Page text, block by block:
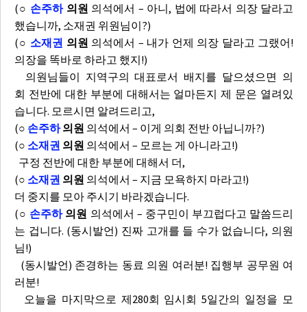
(○ 손주하의원 의석에서 – 아니, 법에 따라서 의장 달라고
했습니까, 소재권 위원님이?)
(○ 소재권 의원 의석에서 – 내가 언제 의장 달라고 그랬어!
의장을 똑바로 하라고 했지!)
의원님들이 지역구의 대표로서 배지를 달으셨으면 의
회 전반에 대한 부분에 대해서는 얼마든지 제 문은 열려있
습니다. 모르시면 알려드리고,
(○ 손주하의원 의석에서 – 이게 의회 전반 아닙니까?)
(○ 소재권 의원 의석에서 – 모르는 게 아니라고!)
구정 전반에 대한 부분에 대해서 더,
(○ 소재권 의원 의석에서 – 지금 모욕하지 마라고!)
더 중지를 모아 주시기 바라겠습니다.
(○ 손주하의원 의석에서 – 중구민이 부끄럽다고 말씀드리
는 겁니다. (동시발언) 진짜 고개를 들 수가 없습니다, 의원
님!)
(동시발언) 존경하는 동료 의원 여러분! 집행부 공무원 여
러분!
오늘을 마지막으로 제280회 임시회 5일간의 일정을 모